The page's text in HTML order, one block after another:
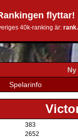
flyttar!
40k-ranking är:
Spelarinfo
383
2652